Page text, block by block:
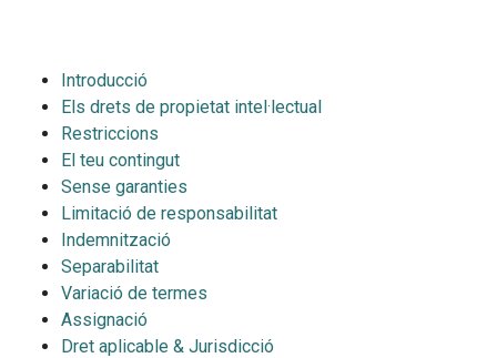
Introducció
Els drets de propietat intel·lectual
Restriccions
El teu contingut
Sense garanties
Limitació de responsabilitat
Indemnització
Separabilitat
Variació de termes
Assignació
Dret aplicable & Jurisdicció